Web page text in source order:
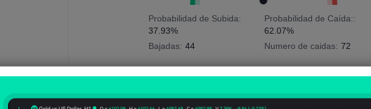
Probabilidad de Subida:
37.93%
Bajadas: 44
Probabilidad de Caída::
62.07%
Numero de caidas: 72
Pmdio. Volatilidad: 10Points(-0.01%)